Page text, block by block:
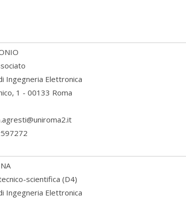
Ingegneria Elettronica
1 - 00133 Roma
scientifica (D4)
Ingegneria Elettronica